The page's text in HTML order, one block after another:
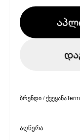
ბრენდი / ქვეყანა
აღწერა